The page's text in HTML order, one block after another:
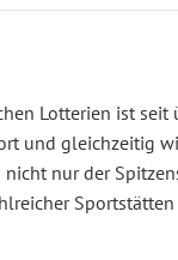
Lotterien ist seit
und gleichzeitig
nur der
Sportstätten